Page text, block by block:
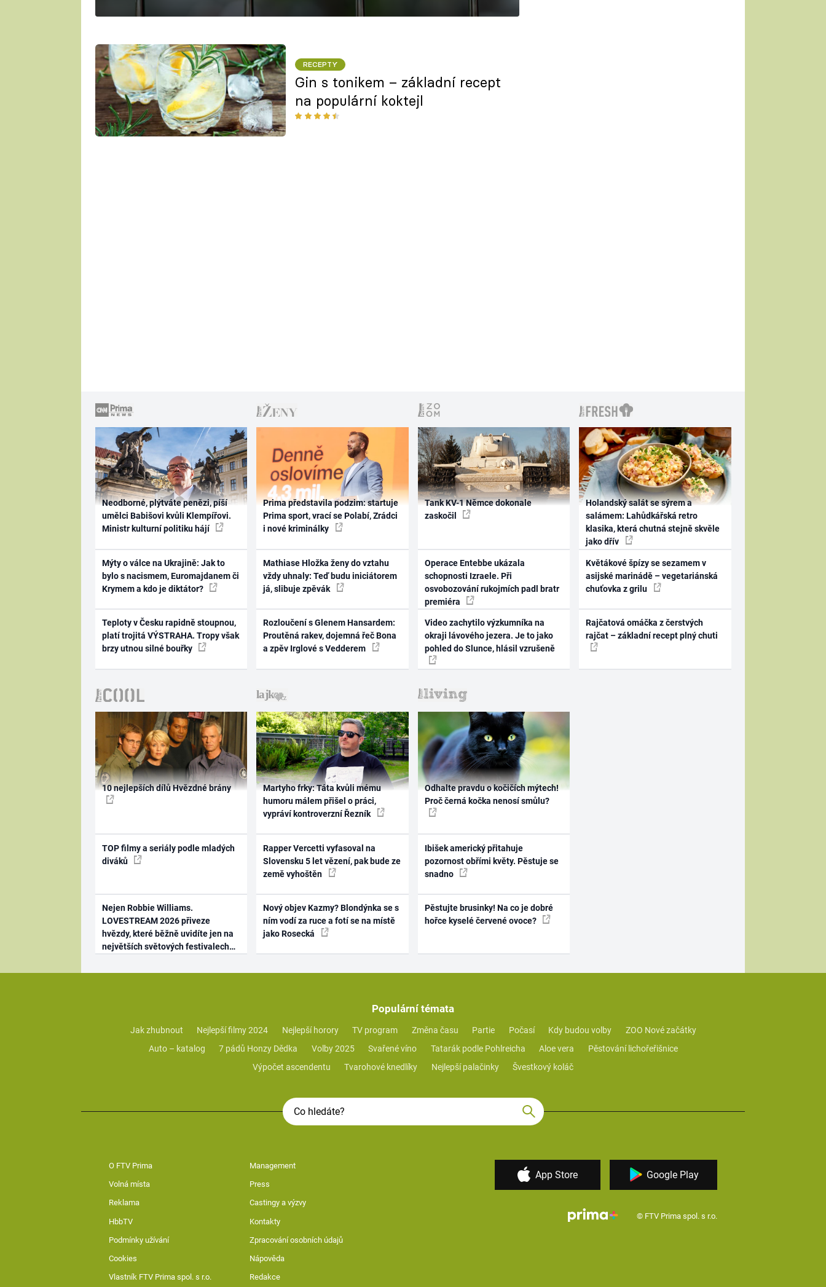
RECEPTY
Gin s tonikem – základní recept
na populární koktejl
Neodborné, plýtváte penězi, píší
umělci Babišovi kvůli Klempířovi.
Ministr kulturní politiku hájí
Mýty o válce na Ukrajině: Jak to
bylo s nacismem, Euromajdanem či
Krymem a kdo je diktátor?
Teploty v Česku rapidně stoupnou,
platí trojitá VÝSTRAHA. Tropy však
brzy utnou silné bouřky
Prima představila podzim: startuje
Prima sport, vrací se Polabí, Zrádci
i nové kriminálky
Mathiase Hložka ženy do vztahu
vždy uhnaly: Teď budu iniciátorem
já, slibuje zpěvák
Rozloučení s Glenem Hansardem:
Proutěná rakev, dojemná řeč Bona
a zpěv Irglové s Vedderem
Tank KV-1 Němce dokonale
zaskočil
Operace Entebbe ukázala
schopnosti Izraele. Při
osvobozování rukojmích padl bratr
premiéra
Video zachytilo výzkumníka na
okraji lávového jezera. Je to jako
pohled do Slunce, hlásil vzrušeně
Holandský salát se sýrem a
salámem: Lahůdkářská retro
klasika, která chutná stejně skvěle
jako dřív
Květákové špízy se sezamem v
asijské marinádě – vegetariánská
chuťovka z grilu
Rajčatová omáčka z čerstvých
rajčat – základní recept plný chuti
10 nejlepších dílů Hvězdné brány
TOP filmy a seriály podle mladých
diváků
Nejen Robbie Williams.
LOVESTREAM 2026 přiveze
hvězdy, které běžně uvidíte jen na
největších světových festivalech
Martyho frky: Táta kvůli mému
humoru málem přišel o práci,
vypráví kontroverzní Řezník
Rapper Vercetti vyfasoval na
Slovensku 5 let vězení, pak bude ze
země vyhoštěn
Nový objev Kazmy? Blondýnka se s
ním vodí za ruce a fotí se na místě
jako Rosecká
Odhalte pravdu o kočičích mýtech!
Proč černá kočka nenosí smůlu?
Ibišek americký přitahuje
pozornost obřími květy. Pěstuje se
snadno
Pěstujte brusinky! Na co je dobré
hořce kyselé červené ovoce?
Populární témata
Jak zhubnout Nejlepší filmy 2024 Nejlepší horory TV program Změna času Partie Počasí Kdy budou volby
ZOO Nové začátky
Auto – katalog
7 pádů Honzy Dědka Volby 2025 Svařené víno Tatarák podle Pohlreicha Aloe vera
Pěstování lichořeřišnice
Výpočet ascendentu
Tvarohové knedlíky Nejlepší palačinky Švestkový koláč
O FTV Prima Management
Volná místa Press
Reklama Castingy a výzvy
HbbTV Kontakty
Podmínky užívání Zpracování osobních údajů
Cookies Nápověda
Vlastník FTV Prima spol. s r.o. Redakce
App Store Google Play
© FTV Prima spol. s r.o.